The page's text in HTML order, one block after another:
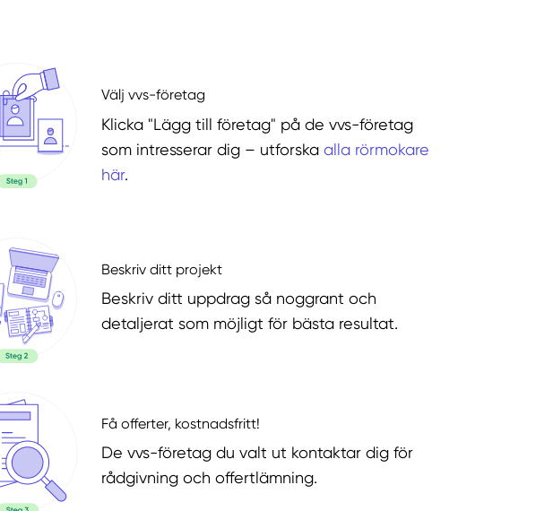
Välj vvs-företag
Klicka "Lägg till företag" på de vvs-företag
som intresserar dig – utforska alla rörmokare
här.
Beskriv ditt projekt
Beskriv ditt uppdrag så noggrant och
detaljerat som möjligt för bästa resultat.
Få offerter, kostnadsfritt!
De vvs-företag du valt ut kontaktar dig för
rådgivning och offertlämning.